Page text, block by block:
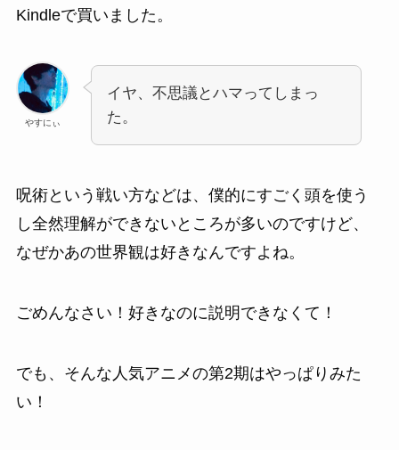
Kindleで買いました。
やすにぃ
イヤ、不思議とハマってしまっ
た。
呪術という戦い方などは、僕的にすごく頭を使う
し全然理解ができないところが多いのですけど、
なぜかあの世界観は好きなんですよね。
ごめんなさい！好きなのに説明できなくて！
でも、そんな人気アニメの第2期はやっぱりみた
い！